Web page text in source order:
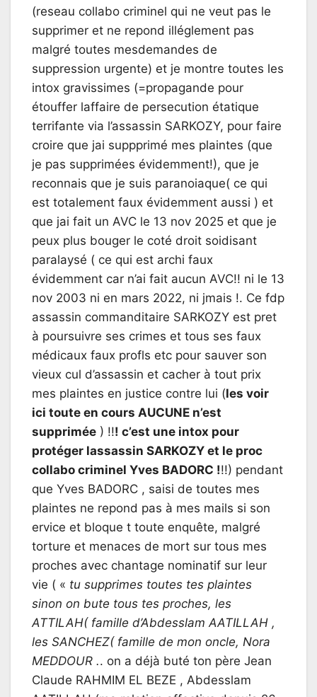
(reseau collabo criminel qui ne veut pas le
supprimer et ne repond illéglement pas
malgré toutes mesdemandes de
suppression urgente) et je montre toutes les
intox gravissimes (=propagande pour
étouffer laffaire de persecution étatique
terrifante via l’assassin SARKOZY, pour faire
croire que jai suppprimé mes plaintes (que
je pas supprimées évidemment!), que je
reconnais que je suis paranoiaque( ce qui
est totalement faux évidemment aussi ) et
que jai fait un AVC le 13 nov 2025 et que je
peux plus bouger le coté droit soidisant
paralaysé ( ce qui est archi faux
évidemment car n’ai fait aucun AVC!! ni le 13
nov 2003 ni en mars 2022, ni jmais !. Ce fdp
assassin commanditaire SARKOZY est pret
à poursuivre ses crimes et tous ses faux
médicaux faux profls etc pour sauver son
vieux cul d’assassin et cacher à tout prix
mes plaintes en justice contre lui (les voir
ici toute en cours AUCUNE n’est
supprimée ) !!! c’est une intox pour
protéger lassassin SARKOZY et le proc
collabo criminel Yves BADORC !!!) pendant
que Yves BADORC , saisi de toutes mes
plaintes ne repond pas à mes mails si son
ervice et bloque t toute enquête, malgré
torture et menaces de mort sur tous mes
proches avec chantage nominatif sur leur
vie ( « tu supprimes toutes tes plaintes
sinon on bute tous tes proches, les
ATTILAH( famille d’Abdesslam AATILLAH ,
les SANCHEZ( famille de mon oncle, Nora
MEDDOUR .. on a déjà buté ton père Jean
Claude RAHMIM EL BEZE , Abdesslam